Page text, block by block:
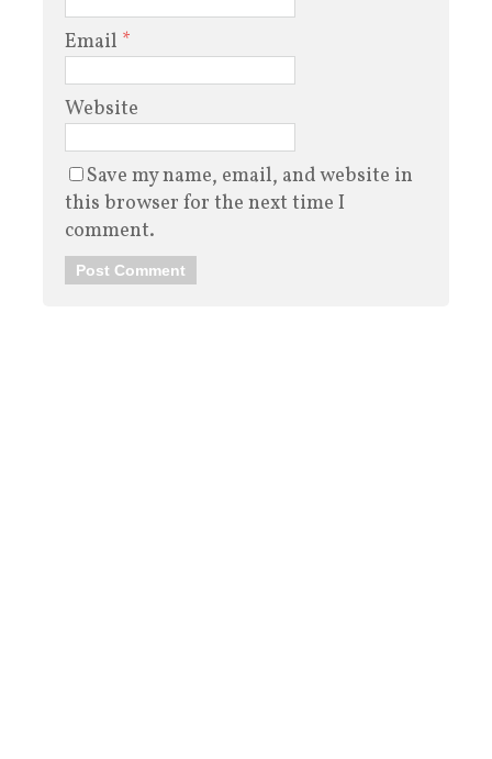
Email *
Website
Save my name, email, and website in
this browser for the next time I
comment.